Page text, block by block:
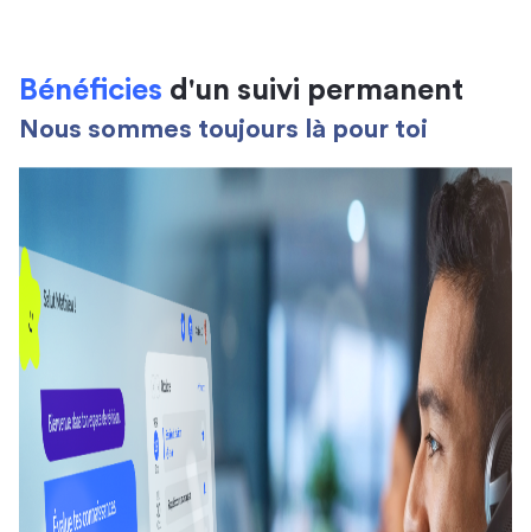
Bénéficies d'un suivi permanent
Nous sommes toujours là pour toi